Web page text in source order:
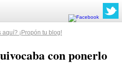
¡Propón tu blog!
con ponerlo